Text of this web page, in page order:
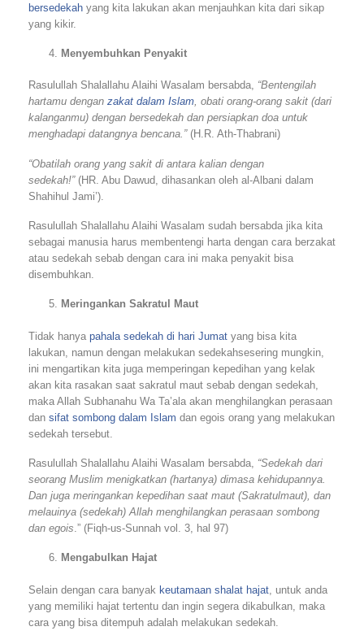
bersedekah yang kita lakukan akan menjauhkan kita dari sikap
yang kikir.
Menyembuhkan Penyakit
Rasulullah Shalallahu Alaihi Wasalam bersabda, “Bentengilah
hartamu dengan zakat dalam Islam, obati orang-orang sakit (dari
kalanganmu) dengan bersedekah dan persiapkan doa untuk
menghadapi datangnya bencana.”(H.R. Ath-Thabrani)
“Obatilah orang yang sakit di antara kalian dengan
sedekah!”(HR. Abu Dawud, dihasankan oleh al-Albani dalam
Shahihul Jami’).
Rasulullah Shalallahu Alaihi Wasalam sudah bersabda jika kita
sebagai manusia harus membentengi harta dengan cara berzakat
atau sedekah sebab dengan cara ini maka penyakit bisa
disembuhkan.
Meringankan Sakratul Maut
Tidak hanya pahala sedekah di hari Jumat yang bisa kita
lakukan, namun dengan melakukan sedekahsesering mungkin,
ini mengartikan kita juga memperingan kepedihan yang kelak
akan kita rasakan saat sakratul maut sebab dengan sedekah,
maka Allah Subhanahu Wa Ta’ala akan menghilangkan perasaan
dan sifat sombong dalam Islam dan egois orang yang melakukan
sedekah tersebut.
Rasulullah Shalallahu Alaihi Wasalam bersabda, “Sedekah dari
seorang Muslim menigkatkan (hartanya) dimasa kehidupannya.
Dan juga meringankan kepedihan saat maut (Sakratulmaut), dan
melauinya (sedekah) Allah menghilangkan perasaan sombong
dan egois .” (Fiqh-us-Sunnah vol. 3, hal 97)
Mengabulkan Hajat
Selain dengan cara banyak keutamaan shalat hajat , untuk anda
yang memiliki hajat tertentu dan ingin segera dikabulkan, maka
cara yang bisa ditempuh adalah melakukan sedekah.